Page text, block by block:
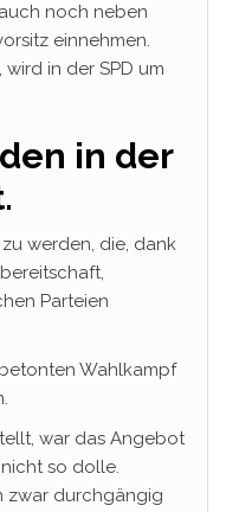
noch neben
einnehmen.
in der SPD um
in der
werden, die, dank
Parteien
Wahlkampf
war das Angebot
so dolle.
zwar durchgängig